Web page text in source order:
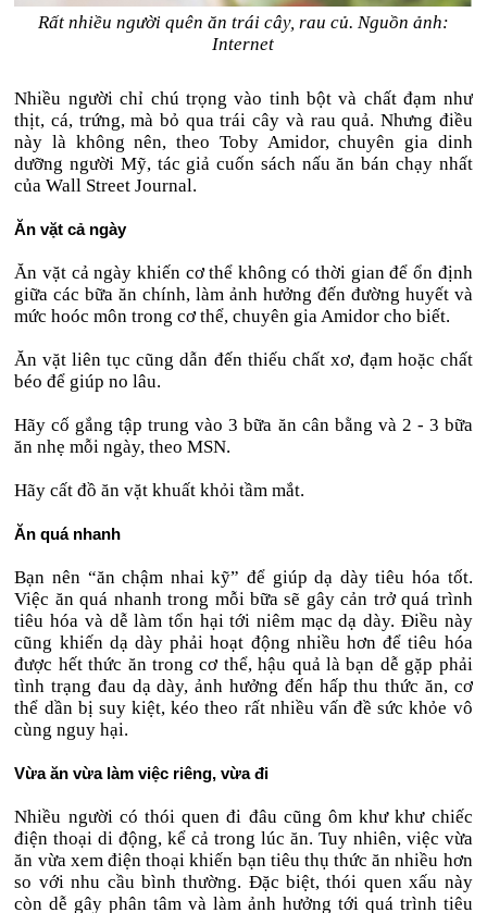
Rất nhiều người quên ăn trái cây, rau củ. Nguồn ảnh:
Internet
Nhiều người chỉ chú trọng vào tinh bột và chất đạm như
thịt, cá, trứng, mà bỏ qua trái cây và rau quả. Nhưng điều
này là không nên, theo Toby Amidor, chuyên gia dinh
dưỡng người Mỹ, tác giả cuốn sách nấu ăn bán chạy nhất
của Wall Street Journal.
Ăn vặt cả ngày
Ăn vặt cả ngày khiến cơ thể không có thời gian để ổn định
giữa các bữa ăn chính, làm ảnh hưởng đến đường huyết và
mức hoóc môn trong cơ thể, chuyên gia Amidor cho biết.
Ăn vặt liên tục cũng dẫn đến thiếu chất xơ, đạm hoặc chất
béo để giúp no lâu.
Hãy cố gắng tập trung vào 3 bữa ăn cân bằng và 2 - 3 bữa
ăn nhẹ mỗi ngày, theo MSN.
Hãy cất đồ ăn vặt khuất khỏi tầm mắt.
Ăn quá nhanh
Bạn nên “ăn chậm nhai kỹ” để giúp dạ dày tiêu hóa tốt.
Việc ăn quá nhanh trong mỗi bữa sẽ gây cản trở quá trình
tiêu hóa và dễ làm tổn hại tới niêm mạc dạ dày. Điều này
cũng khiến dạ dày phải hoạt động nhiều hơn để tiêu hóa
được hết thức ăn trong cơ thể, hậu quả là bạn dễ gặp phải
tình trạng đau dạ dày, ảnh hưởng đến hấp thu thức ăn, cơ
thể dần bị suy kiệt, kéo theo rất nhiều vấn đề sức khỏe vô
cùng nguy hại.
Vừa ăn vừa làm việc riêng, vừa đi
Nhiều người có thói quen đi đâu cũng ôm khư khư chiếc
điện thoại di động, kể cả trong lúc ăn. Tuy nhiên, việc vừa
ăn vừa xem điện thoại khiến bạn tiêu thụ thức ăn nhiều hơn
so với nhu cầu bình thường. Đặc biệt, thói quen xấu này
còn dễ gây phân tâm và làm ảnh hưởng tới quá trình tiêu